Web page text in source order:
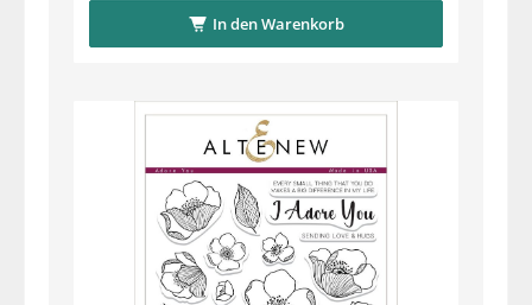
In den Warenkorb